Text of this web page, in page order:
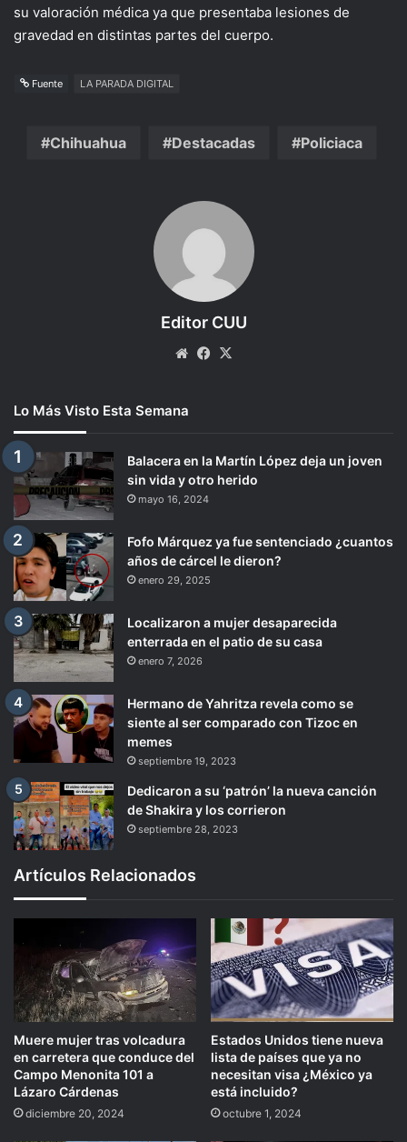
su valoración médica ya que presentaba lesiones de
gravedad en distintas partes del cuerpo.
Fuente LA PARADA DIGITAL
Chihuahua Destacadas Policiaca
Editor CUU
WebsiteFacebook
Lo Más Visto Esta Semana
Balacera en la Martín López deja un joven
sin vida y otro herido
mayo 16, 2024
Fofo Márquez ya fue sentenciado ¿cuantos
años de cárcel le dieron?
enero 29, 2025
Localizaron a mujer desaparecida
enterrada en el patio de su casa
enero 7, 2026
Hermano de Yahritza revela como se
siente al ser comparado con Tizoc en
memes
septiembre 19, 2023
Dedicaron a su ‘patrón’ la nueva canción
de Shakira y los corrieron
septiembre 28, 2023
Artículos Relacionados
Muere mujer tras volcadura
en carretera que conduce del
Campo Menonita 101 a
Lázaro Cárdenas
diciembre 20, 2024
Estados Unidos tiene nueva
lista de países que ya no
necesitan visa ¿México ya
está incluido?
octubre 1, 2024